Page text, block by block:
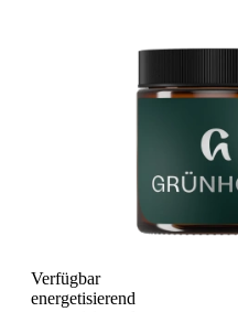
Verfügbar
energetisierend